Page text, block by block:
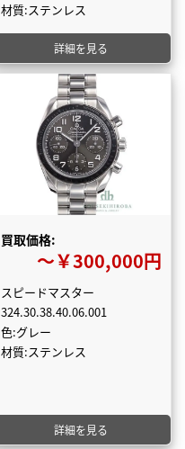
材質:ステンレス
詳細を見る
買取価格:
〜￥300,000円
スピードマスター
324.30.38.40.06.001
色:グレー
材質:ステンレス
詳細を見る